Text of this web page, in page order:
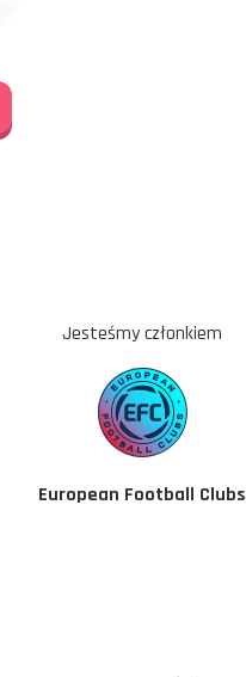
Jesteśmy członkiem
European Football Clubs